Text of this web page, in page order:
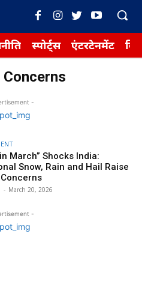
स्पोर्ट्स एंटरटेनमेंट
-
March” Shocks India:
Snow, Rain and Hail Raise
- March 20, 2026
-